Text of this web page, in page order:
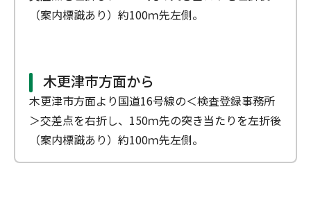
（案内標識あり）約100ｍ先左側。
木更津市方面から
木更津市方面より国道16号線の＜検査登録事務所
＞交差点を右折し、150ｍ先の突き当たりを左折後
（案内標識あり）約100ｍ先左側。